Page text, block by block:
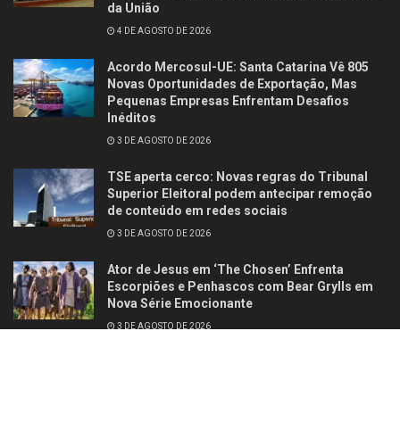
da União
4 DE AGOSTO DE 2026
Acordo Mercosul-UE: Santa Catarina Vê 805
Novas Oportunidades de Exportação, Mas
Pequenas Empresas Enfrentam Desafios
Inéditos
3 DE AGOSTO DE 2026
TSE aperta cerco: Novas regras do Tribunal
Superior Eleitoral podem antecipar remoção
de conteúdo em redes sociais
3 DE AGOSTO DE 2026
Ator de Jesus em ‘The Chosen’ Enfrenta
Escorpiões e Penhascos com Bear Grylls em
Nova Série Emocionante
3 DE AGOSTO DE 2026